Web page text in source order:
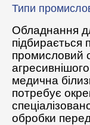
Типи
Обладнання
підбирається
промисловий
медична
потребує
обробки